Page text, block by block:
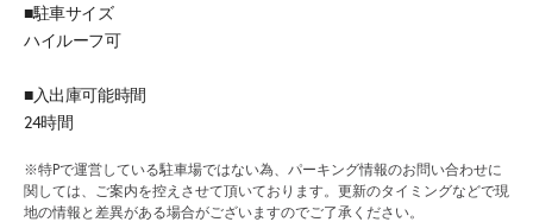
■駐車サイズ
ハイルーフ可
■入出庫可能時間
24時間
※特Pで運営している駐車場ではない為、パーキング情報のお問い合わせに
関しては、ご案内を控えさせて頂いております。更新のタイミングなどで現
地の情報と差異がある場合がございますのでご了承ください。